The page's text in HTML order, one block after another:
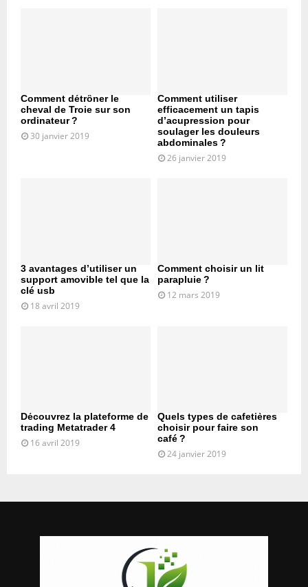
Comment détrôner le
cheval de Troie sur son
ordinateur ?
30 janvier 2019
Comment utiliser
efficacement un tapis
d’acupression pour
soulager les douleurs
abdominales ?
26 janvier 2019
3 avantages d’utiliser un
support amovible tel que la
clé usb
18 avril 2019
Comment choisir un lit
parapluie ?
12 mars 2019
Découvrez la plateforme de
trading Metatrader 4
16 avril 2019
Quels types de cafetières
choisir pour faire son
café ?
24 janvier 2019